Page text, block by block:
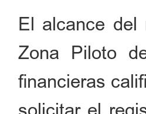
El alcance del
Zona Piloto
financieras